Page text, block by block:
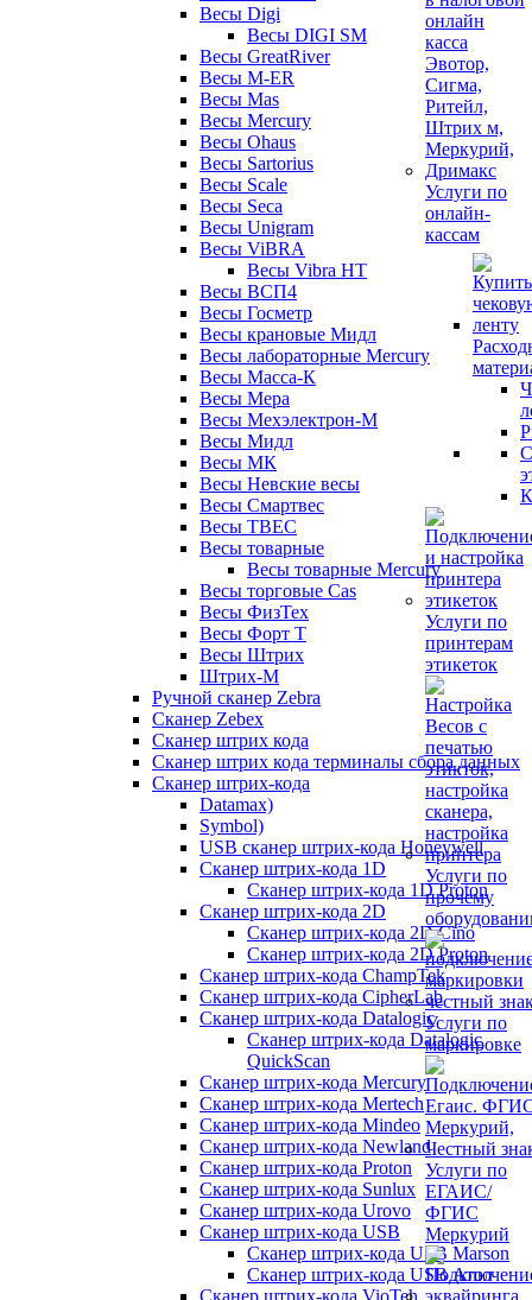
Весы Digi
Весы DIGI SM
Весы GreatRiver
Весы M-ER
Весы Mas
Весы Mercury
Весы Ohaus
Весы Sartorius
Весы Scale
Весы Seca
Весы Unigram
Весы ViBRA
Весы Vibra HT
Весы ВСП4
Весы Госметр
Весы крановые Мидл
Весы лабораторные Mercury
Весы Масса-К
Весы Мера
Весы Мехэлектрон-М
Весы Мидл
Весы МК
Весы Невские весы
Весы Смартвес
Весы ТВЕС
Весы товарные
Весы товарные Mercury
Весы торговые Cas
Весы ФизТех
Весы Форт Т
Весы Штрих
Штрих-М
Ручной сканер Zebra
Сканер Zebex
Сканер штрих кода
Сканер штрих кода терминалы сбора данных
Сканер штрих-кода
Datamax)
Symbol)
USB сканер штрих-кода Honeywell
Сканер штрих-кода 1D
Сканер штрих-кода 1D Proton
Сканер штрих-кода 2D
Сканер штрих-кода 2D Cino
Сканер штрих-кода 2D Proton
Сканер штрих-кода ChampTek
Сканер штрих-кода CipherLab
Сканер штрих-кода Datalogic
Сканер штрих-кода Datalogic
QuickScan
Сканер штрих-кода Mercury
Сканер штрих-кода Mertech
Сканер штрих-кода Mindeo
Сканер штрих-кода Newland
Сканер штрих-кода Proton
Сканер штрих-кода Sunlux
Сканер штрих-кода Urovo
Сканер штрих-кода USB
Сканер штрих-кода USB Marson
Сканер штрих-кода USB Атол
Сканер штрих-кода VioTeh
Услуги по
онлайн-
кассам
Услуги по
принтерам
этикеток
Услуги по
прочему
Услуги по
маркировке
Услуги по
ЕГАИС/
ФГИС
Меркурий